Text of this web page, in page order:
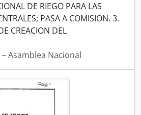
DE RIEGO PARA LAS
PASA A COMISION. 3.
CREACION DEL
Asamblea Nacional